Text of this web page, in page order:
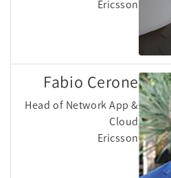
Ericsson
Fabio Cerone
Head of Network App &
Cloud
Ericsson